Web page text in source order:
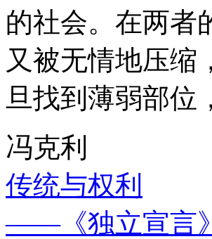
的社会。在两者
又被无情地压缩
旦找到薄弱部位
冯克利
传统与权利
——《独立宣言